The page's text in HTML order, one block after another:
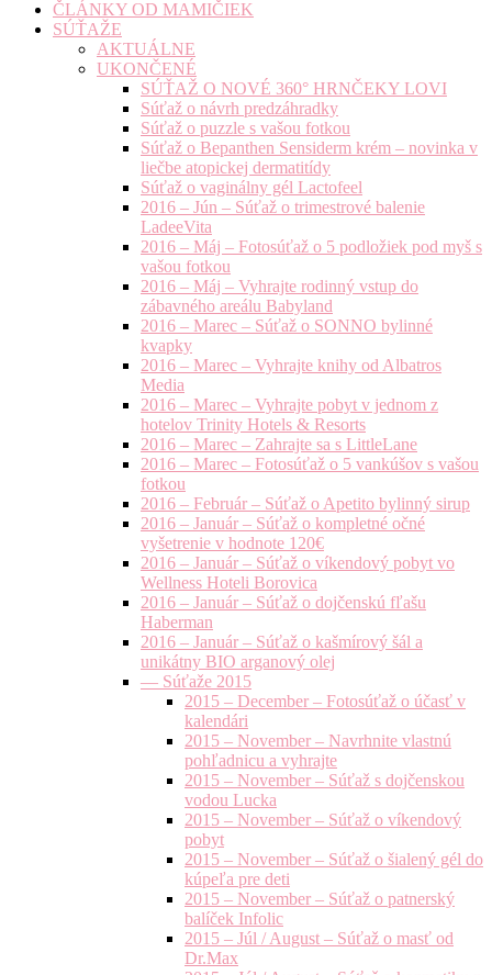
ČLÁNKY OD MAMIČIEK
SÚŤAŽE
AKTUÁLNE
UKONČENÉ
SÚŤAŽ O NOVÉ 360° HRNČEKY LOVI
Súťaž o návrh predzáhradky
Súťaž o puzzle s vašou fotkou
Súťaž o Bepanthen Sensiderm krém – novinka v
liečbe atopickej dermatitídy
Súťaž o vaginálny gél Lactofeel
2016 – Jún – Súťaž o trimestrové balenie
LadeeVita
2016 – Máj – Fotosúťaž o 5 podložiek pod myš s
vašou fotkou
2016 – Máj – Vyhrajte rodinný vstup do
zábavného areálu Babyland
2016 – Marec – Súťaž o SONNO bylinné
kvapky
2016 – Marec – Vyhrajte knihy od Albatros
Media
2016 – Marec – Vyhrajte pobyt v jednom z
hotelov Trinity Hotels & Resorts
2016 – Marec – Zahrajte sa s LittleLane
2016 – Marec – Fotosúťaž o 5 vankúšov s vašou
fotkou
2016 – Február – Súťaž o Apetito bylinný sirup
2016 – Január – Súťaž o kompletné očné
vyšetrenie v hodnote 120€
2016 – Január – Súťaž o víkendový pobyt vo
Wellness Hoteli Borovica
2016 – Január – Súťaž o dojčenskú fľašu
Haberman
2016 – Január – Súťaž o kašmírový šál a
unikátny BIO arganový olej
— Súťaže 2015
2015 – December – Fotosúťaž o účasť v
kalendári
2015 – November – Navrhnite vlastnú
pohľadnicu a vyhrajte
2015 – November – Súťaž s dojčenskou
vodou Lucka
2015 – November – Súťaž o víkendový
pobyt
2015 – November – Súťaž o šialený gél do
kúpeľa pre deti
2015 – November – Súťaž o patnerský
balíček Infolic
2015 – Júl / August – Súťaž o masť od
Dr.Max